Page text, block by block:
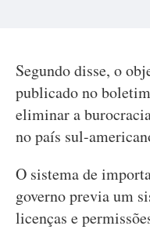
Segundo disse, o
publicado no
eliminar a
no país sul-
O sistema de
governo previa um
licenças e